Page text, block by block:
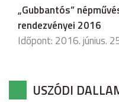
„Gubbantós”
rendezvényei 2016
Időpont: 2016. június.
USZÓDI